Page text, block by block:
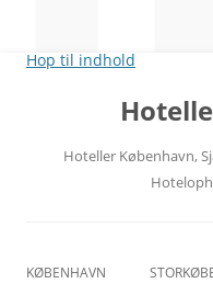
Hop til indhold
Hoteller København,
KØBENHAVN